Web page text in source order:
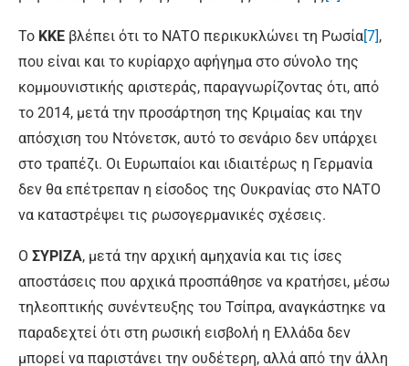
Το ΚΚΕ βλέπει ότι το ΝΑΤΟ περικυκλώνει τη Ρωσία[7],
που είναι και το κυρίαρχο αφήγημα στο σύνολο της
κομμουνιστικής αριστεράς, παραγνωρίζοντας ότι, από
το 2014, μετά την προσάρτηση της Κριμαίας και την
απόσχιση του Ντόνετσκ, αυτό το σενάριο δεν υπάρχει
στο τραπέζι. Οι Ευρωπαίοι και ιδιαιτέρως η Γερμανία
δεν θα επέτρεπαν η είσοδος της Ουκρανίας στο ΝΑΤΟ
να καταστρέψει τις ρωσογερμανικές σχέσεις.
Ο ΣΥΡΙΖΑ, μετά την αρχική αμηχανία και τις ίσες
αποστάσεις που αρχικά προσπάθησε να κρατήσει, μέσω
τηλεοπτικής συνέντευξης του Τσίπρα, αναγκάστηκε να
παραδεχτεί ότι στη ρωσική εισβολή η Ελλάδα δεν
μπορεί να παριστάνει την ουδέτερη, αλλά από την άλλη